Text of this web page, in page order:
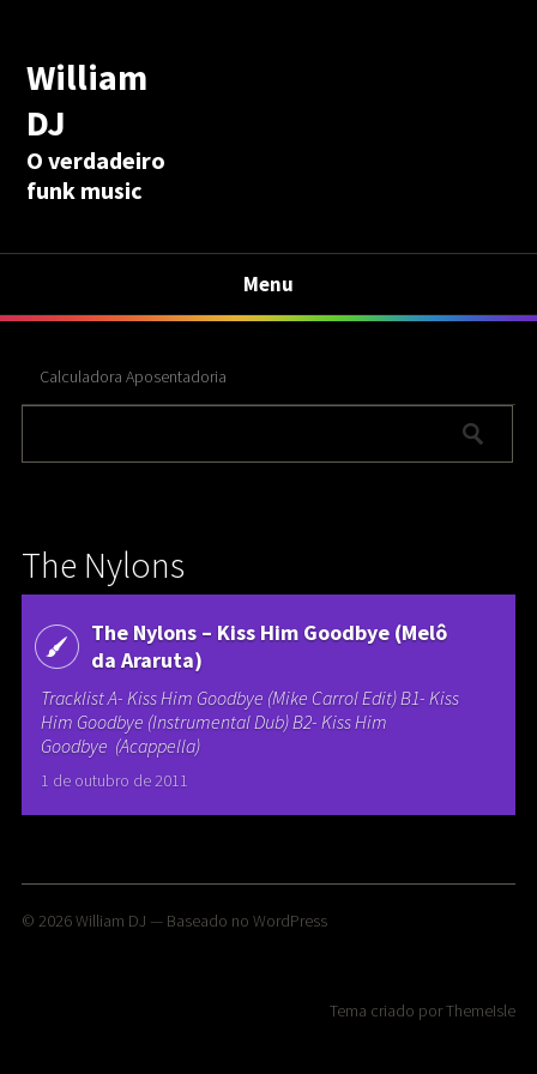
William
DJ
O verdadeiro
funk music
Menu
Calculadora Aposentadoria
The Nylons
The Nylons – Kiss Him Goodbye (Melô
da Araruta)
Tracklist A- Kiss Him Goodbye (Mike Carrol Edit) B1- Kiss
Him Goodbye (Instrumental Dub) B2- Kiss Him
Goodbye (Acappella)
1 de outubro de 2011
© 2026William DJ — Baseado no WordPress
Tema criado porThemeIsle